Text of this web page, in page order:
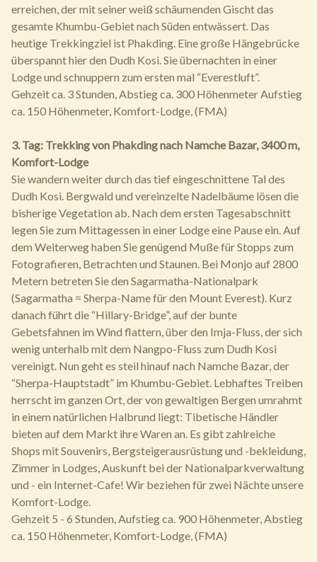
erreichen, der mit seiner weiß schäumenden Gischt das
gesamte Khumbu-Gebiet nach Süden entwässert. Das
heutige Trekkingziel ist Phakding. Eine große Hängebrücke
überspannt hier den Dudh Kosi. Sie übernachten in einer
Lodge und schnuppern zum ersten mal “Everestluft”.
Gehzeit ca. 3 Stunden, Abstieg ca. 300 Höhenmeter Aufstieg
ca. 150 Höhenmeter, Komfort-Lodge, (FMA)
3. Tag: Trekking von Phakding nach Namche Bazar, 3400 m,
Komfort-Lodge
Sie wandern weiter durch das tief eingeschnittene Tal des
Dudh Kosi. Bergwald und vereinzelte Nadelbäume lösen die
bisherige Vegetation ab. Nach dem ersten Tagesabschnitt
legen Sie zum Mittagessen in einer Lodge eine Pause ein. Auf
dem Weiterweg haben Sie genügend Muße für Stopps zum
Fotografieren, Betrachten und Staunen. Bei Monjo auf 2800
Metern betreten Sie den Sagarmatha-Nationalpark
(Sagarmatha = Sherpa-Name für den Mount Everest). Kurz
danach führt die “Hillary-Bridge”, auf der bunte
Gebetsfahnen im Wind flattern, über den Imja-Fluss, der sich
wenig unterhalb mit dem Nangpo-Fluss zum Dudh Kosi
vereinigt. Nun geht es steil hinauf nach Namche Bazar, der
“Sherpa-Hauptstadt” im Khumbu-Gebiet. Lebhaftes Treiben
herrscht im ganzen Ort, der von gewaltigen Bergen umrahmt
in einem natürlichen Halbrund liegt: Tibetische Händler
bieten auf dem Markt ihre Waren an. Es gibt zahlreiche
Shops mit Souvenirs, Bergsteigerausrüstung und -bekleidung,
Zimmer in Lodges, Auskunft bei der Nationalparkverwaltung
und - ein Internet-Cafe! Wir beziehen für zwei Nächte unsere
Komfort-Lodge.
Gehzeit 5 - 6 Stunden, Aufstieg ca. 900 Höhenmeter, Abstieg
ca. 150 Höhenmeter, Komfort-Lodge, (FMA)